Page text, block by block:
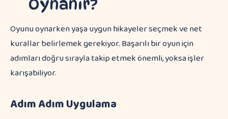
Oynanır?
Oyunu oynarken yaşa uygun hikayeler seçmek ve net
kurallar belirlemek gerekiyor. Başarılı bir oyun için
adımları doğru sırayla takip etmek önemli, yoksa işler
karışabiliyor.
Adım Adım Uygulama